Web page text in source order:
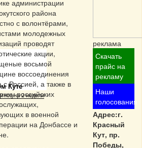
Куте
на 2 недели
администрации
района
с волонтёрами,
молодежных
проводят
акции,
восьмой
воссоединения
Россией, а также в
российских
в военной
на Донбассе и
реклама
Скачать
прайс на
рекламу
Наши
голосования
Адрес:г.
Красный
Кут, пр.
Победы,